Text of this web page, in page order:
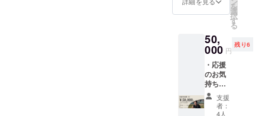
る際は
各自負
くださ
い。 ・
お酒を
飲まな
い方は
ドリン
ク等で
参加可
い。
その際
はメー
ルにて
再度ご
連絡差
し上げ
ます。
公式HP
リリー
ス時に
ご登録
のメー
ルアド
レスに
てご連
支援者
様欄」
望のお
名前を
テキス
ト形式
で掲載
させて
いただ
きま
す。 ・
を
選
択
す
る
50,
000 円
残り6
・応援
のお気
持ちで
支援し
てくだ
さる方
支援
者：
4人